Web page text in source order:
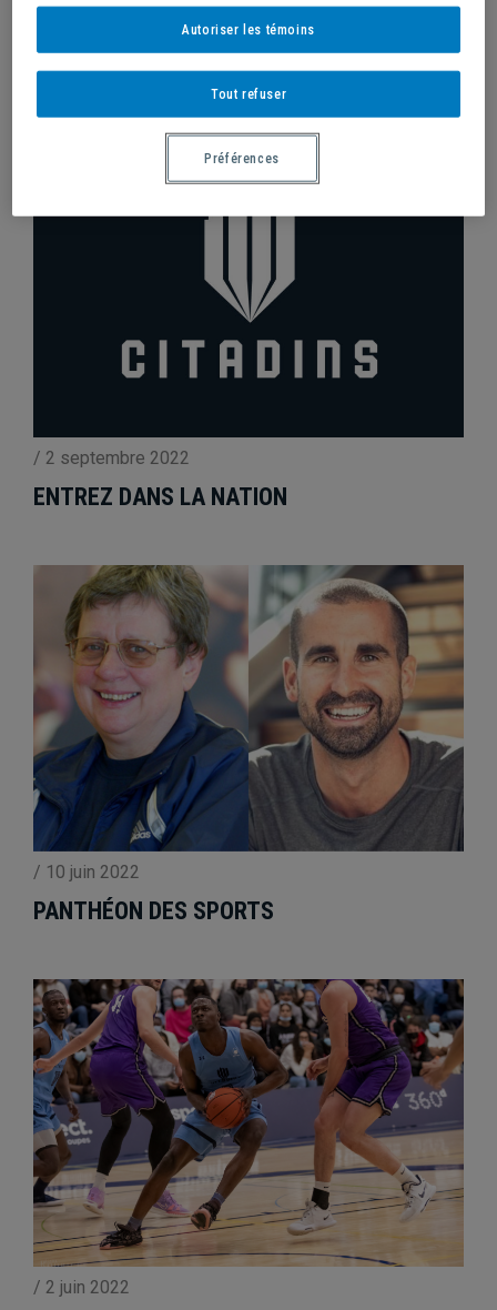
LES RAPTORS DE TORONTO AU CENTRE
SPORTIF
/ 2 septembre 2022
ENTREZ DANS LA NATION
/ 10 juin 2022
PANTHÉON DES SPORTS
/ 2 juin 2022
Tout refuser
Autoriser les témoins
Préférences